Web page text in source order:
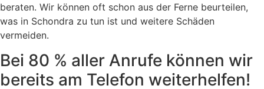
beraten. Wir können oft schon aus der Ferne beurteilen,
was in Schondra zu tun ist und weitere Schäden
vermeiden.
Bei 80 % aller Anrufe können wir
bereits am Telefon weiterhelfen!